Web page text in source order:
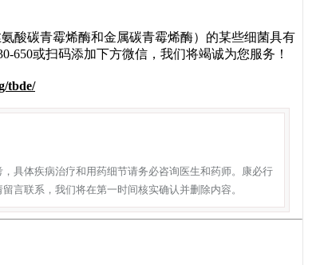
酸碳青霉烯酶和金属碳青霉烯酶）的某些细菌具有
650或扫码添加下方微信，我们将竭诚为您服务！
tbde/
具体疾病治疗和用药细节请务必咨询医生和药师。康必行
言联系，我们将在第一时间核实确认并删除内容。